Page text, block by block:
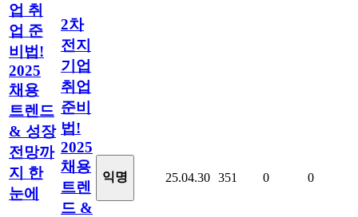
업 취
업 준
비법!
2025
채용
트렌드
& 성장
전망까
지 한
눈에
2차
전지
기업
취업
준비
법!
2025
채용
트렌
드 &
익명 25.04.30 351 0 0